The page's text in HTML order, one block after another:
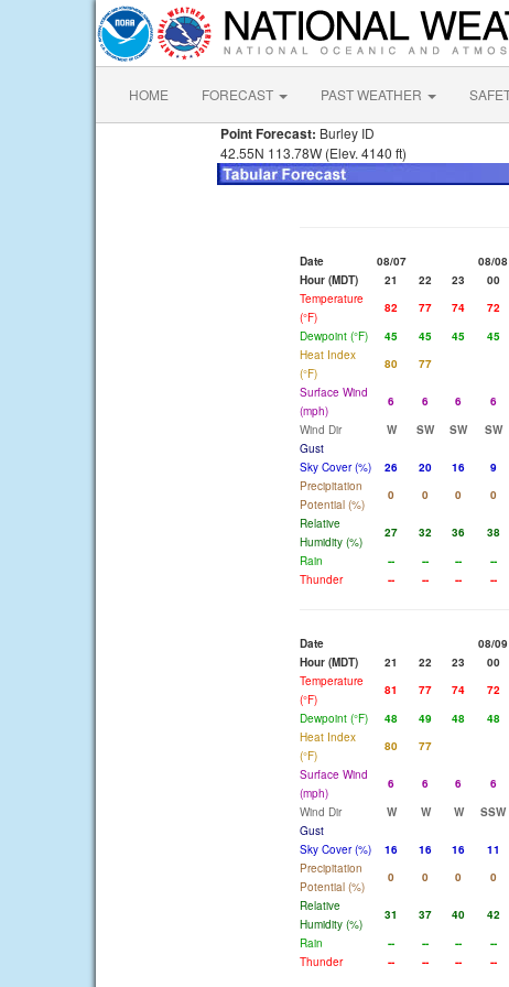
HOME FORECAST PAST WEATHER
Point Forecast: Burley ID
42.55N 113.78W (Elev. 4140 ft)
Date 08/07
08/08
Hour (MDT)
21 22 23 00
Temperature
(°F)
82 77 74 72
Dewpoint (°F)
45 45 45 45
Heat Index
(°F)
80 77
Surface Wind
(mph)
6 6 6 6
Wind Dir
W SW SW SW
Gust
Sky Cover (%)
26 20 16 9
Precipitation
Potential (%)
0 0 0 0
Relative
Humidity (%)
27 32 36 38
Rain
-- -- -- --
Thunder
-- -- -- --
Date
08/09
Hour (MDT)
21 22 23 00
Temperature
(°F)
81 77 74 72
Dewpoint (°F)
48 49 48 48
Heat Index
(°F)
80 77
Surface Wind
(mph)
6 6 6 6
Wind Dir
W W W SSW
Gust
Sky Cover (%)
16 16 16 11
Precipitation
Potential (%)
0 0 0 0
Relative
Humidity (%)
31 37 40 42
Rain
-- -- -- --
Thunder
-- -- -- --